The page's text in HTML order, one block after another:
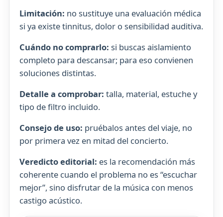
Limitación: no sustituye una evaluación médica
si ya existe tinnitus, dolor o sensibilidad auditiva.
Cuándo no comprarlo: si buscas aislamiento
completo para descansar; para eso convienen
soluciones distintas.
Detalle a comprobar: talla, material, estuche y
tipo de filtro incluido.
Consejo de uso: pruébalos antes del viaje, no
por primera vez en mitad del concierto.
Veredicto editorial: es la recomendación más
coherente cuando el problema no es “escuchar
mejor”, sino disfrutar de la música con menos
castigo acústico.